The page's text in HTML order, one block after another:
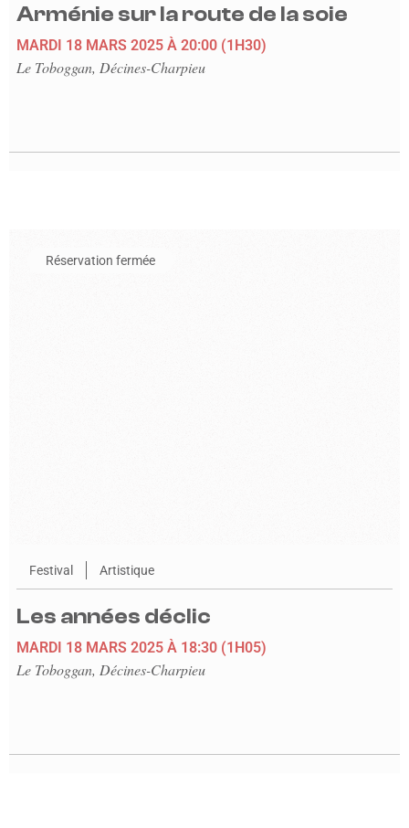
Arménie sur la route de la soie
MARDI 18 MARS 2025 À 20:00 (1H30)
Le Toboggan, Décines-Charpieu
Réservation fermée
Festival Artistique
Les années déclic
MARDI 18 MARS 2025 À 18:30 (1H05)
Le Toboggan, Décines-Charpieu